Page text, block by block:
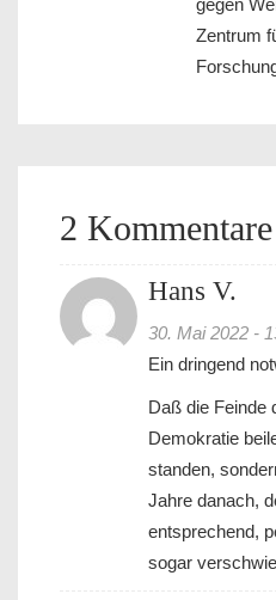
gegen
Zentrum
2 Kommentare
Hans V.
30. Mai 2022 -
Ein dringend
Daß die Feinde
Demokratie
standen,
Jahre danach,
entsprechend,
sogar